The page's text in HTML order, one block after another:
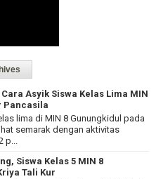
Asyik Siswa Kelas Lima MIN
Pancasila
lima di MIN 8 Gunungkidul pada
semarak dengan aktivitas
Siswa Kelas 5 MIN 8
Tali Kur